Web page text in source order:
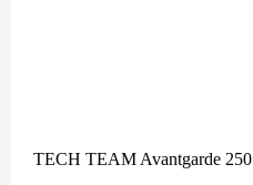
TECH TEAM Avantgarde 250